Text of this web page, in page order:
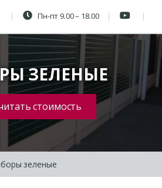
Пн-пт 9.00 – 18.00
ЗЕЛЕНЫЕ
стоимость
зеленые